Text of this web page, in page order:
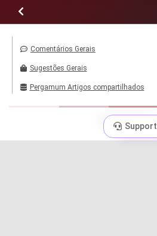
Comentários Gerais
Sugestões Gerais
Pergamum Artigos compartilhados
Support